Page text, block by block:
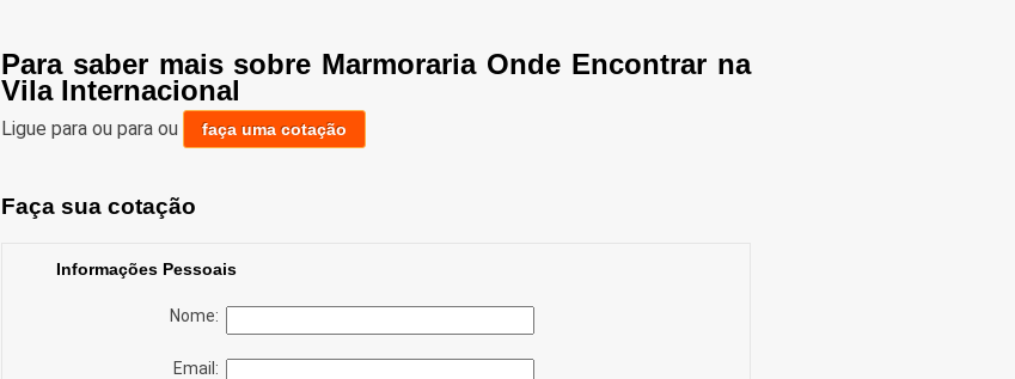
Para saber mais sobre Marmoraria Onde Encontrar na
Vila Internacional
Ligue para ou para ou faça uma cotação
Faça sua cotação
Informações Pessoais
Nome:
Email: